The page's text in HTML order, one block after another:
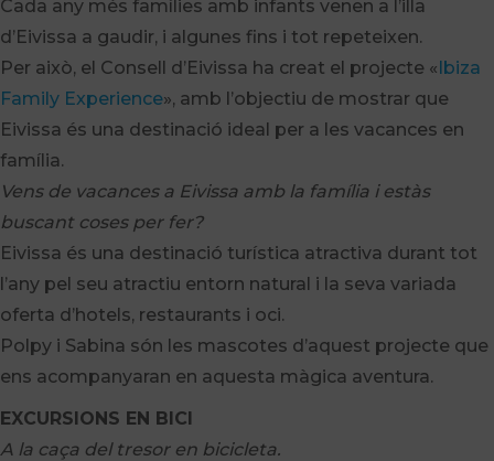
Cada any més famílies amb infants venen a l’illa
d’Eivissa a gaudir, i algunes fins i tot repeteixen.
Per això, el Consell d’Eivissa ha creat el projecte «Ibiza
Family Experience», amb l’objectiu de mostrar que
Eivissa és una destinació ideal per a les vacances en
família.
Vens de vacances a Eivissa amb la família i estàs
buscant coses per fer?
Eivissa és una destinació turística atractiva durant tot
l’any pel seu atractiu entorn natural i la seva variada
oferta d’hotels, restaurants i oci.
Polpy i Sabina són les mascotes d’aquest projecte que
ens acompanyaran en aquesta màgica aventura.
EXCURSIONS EN BICI
A la caça del tresor en bicicleta.